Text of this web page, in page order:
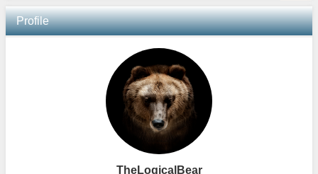
Profile
TheLogicalBear